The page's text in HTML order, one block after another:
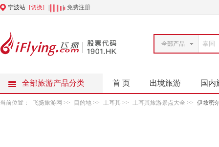
宁波站 [切换] 免费注册
全部产品
全部旅游产品分类 首 页 出境旅游 国内
当前位置： 飞扬旅游网 >> 目的地 >> 土耳其 >> 土耳其旅游景点大全 >> 伊兹密